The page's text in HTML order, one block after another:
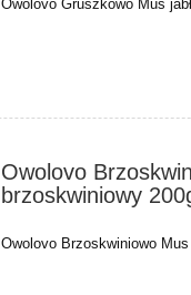
Owolovo Gruszkowo Mus
Owolovo
brzoskwiniowy
Owolovo Brzoskwiniowo